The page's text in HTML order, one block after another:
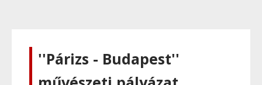
''Párizs - Budapest''